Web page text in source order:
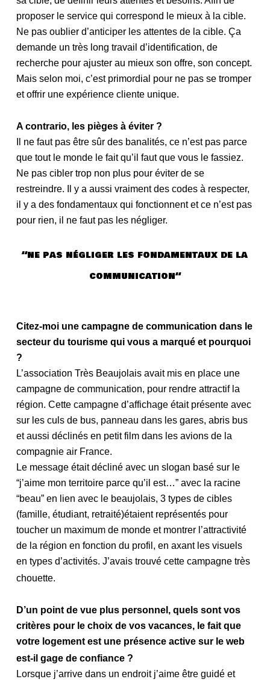
proposer le service qui correspond le mieux à la cible.
Ne pas oublier d’anticiper les attentes de la cible. Ça
demande un très long travail d’identification, de
recherche pour ajuster au mieux son offre, son concept.
Mais selon moi, c’est primordial pour ne pas se tromper
et offrir une expérience cliente unique.
A contrario, les pièges à éviter ?
Il ne faut pas être sûr des banalités, ce n’est pas parce
que tout le monde le fait qu’il faut que vous le fassiez.
Ne pas cibler trop non plus pour éviter de se
restreindre. Il y a aussi vraiment des codes à respecter,
il y a des fondamentaux qui fonctionnent et ce n’est pas
pour rien, il ne faut pas les négliger.
“ne pas négliger les fondamentaux de la
communication“
Citez-moi une campagne de communication dans le
secteur du tourisme qui vous a marqué et pourquoi
?
L’association Très Beaujolais avait mis en place une
campagne de communication, pour rendre attractif la
région. Cette campagne d’affichage était présente avec
sur les culs de bus, panneau dans les gares, abris bus
et aussi déclinés en petit film dans les avions de la
compagnie air France.
Le message était décliné avec un slogan basé sur le
“j’aime mon territoire parce qu’il est…” avec la racine
“beau” en lien avec le beaujolais, 3 types de cibles
(famille, étudiant, retraité)étaient représentés pour
toucher un maximum de monde et montrer l’attractivité
de la région en fonction du profil, en axant les visuels
en types d’activités. J’avais trouvé cette campagne très
chouette.
D’un point de vue plus personnel, quels sont vos
critères pour le choix de vos vacances, le fait que
votre logement est une présence active sur le web
est-il gage de confiance ?
Lorsque j’arrive dans un endroit j’aime être guidé et